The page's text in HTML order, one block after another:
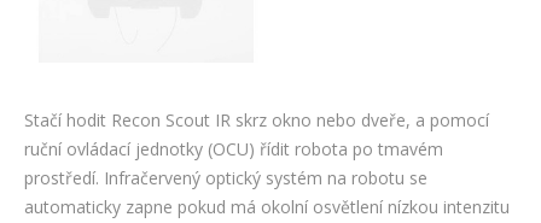
Stačí hodit Recon Scout IR skrz okno nebo dveře, a pomocí
ruční ovládací jednotky (OCU) řídit robota po tmavém
prostředí. Infračervený optický systém na robotu se
automaticky zapne pokud má okolní osvětlení nízkou intenzitu